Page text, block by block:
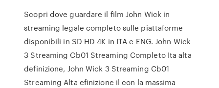
Scopri dove guardare il film John Wick in
streaming legale completo sulle piattaforme
disponibili in SD HD 4K in ITA e ENG. John Wick
3 Streaming Cb01 Streaming Completo Ita alta
definizione, John Wick 3 Streaming Cb01
Streaming Alta efinizione il con la massima